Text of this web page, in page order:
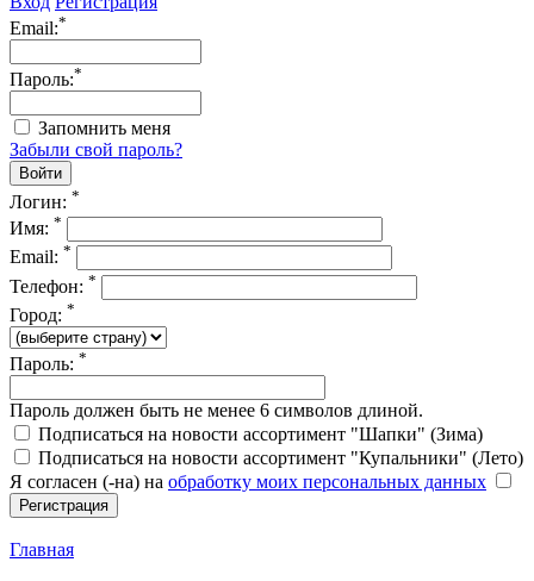
Email:*
Пароль:*
Запомнить меня
Забыли свой пароль?
Логин: *
Имя: *
Email: *
Телефон: *
Город: *
Пароль: *
Пароль должен быть не менее 6 символов длиной.
Подписаться на новости ассортимент "Шапки" (Зима)
Подписаться на новости ассортимент "Купальники" (Лето)
Я согласен (-на) на обработку моих персональных данных
Главная